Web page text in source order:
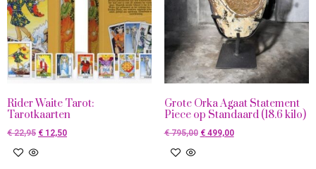
Rider Waite Tarot:
Tarotkaarten
€22,95 € 12,50
Grote Orka Agaat Statement
Piece op Standaard (18.6 kilo)
€795,00 €499,00